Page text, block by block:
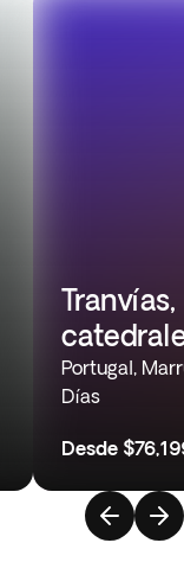
Portugal,
Días
Desde